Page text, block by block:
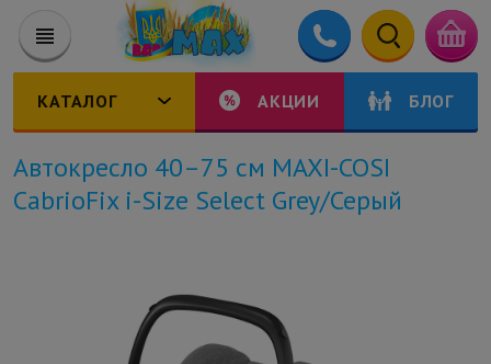
КАТАЛОГ АКЦИИ БЛОГ
Автокресло 40–75 см MAXI-COSI
CabrioFix i-Size Select Grey/Серый